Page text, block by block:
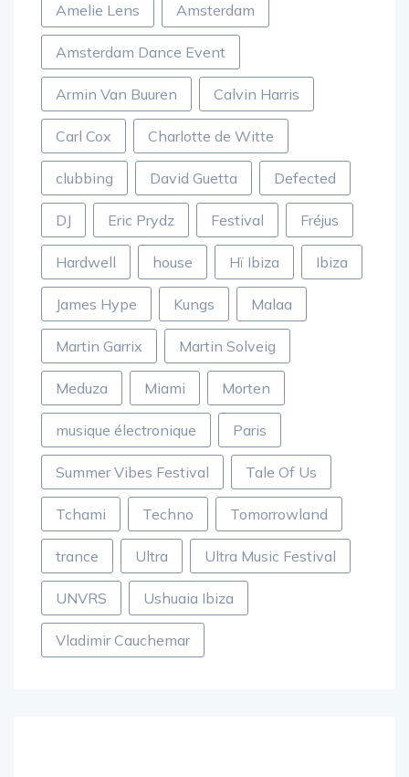
Amelie Lens Amsterdam
Amsterdam Dance Event
Armin Van Buuren Calvin Harris
Carl Cox Charlotte de Witte
clubbing David Guetta Defected
DJ Eric Prydz Festival Fréjus
Hardwell house Hï Ibiza Ibiza
James Hype Kungs Malaa
Martin Garrix Martin Solveig
Meduza Miami Morten
musique électronique Paris
Summer Vibes Festival Tale Of Us
Tchami Techno Tomorrowland
trance Ultra Ultra Music Festival
UNVRS Ushuaia Ibiza
Vladimir Cauchemar